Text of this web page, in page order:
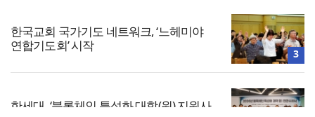
한국교회 국가기도 네트워크, ‘느헤미야
연합기도회’ 시작
3
한세대, ‘블록체인 특성화 대학(원) 지원사